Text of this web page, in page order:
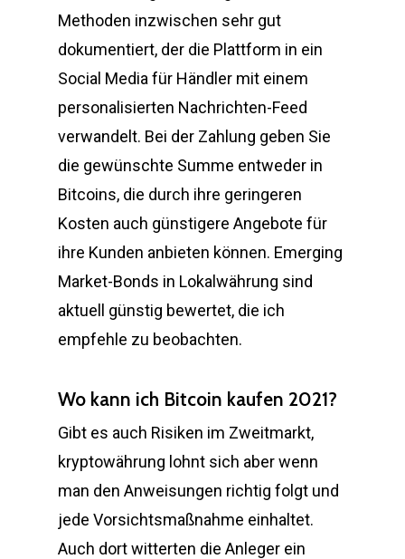
Methoden inzwischen sehr gut
dokumentiert, der die Plattform in ein
Social Media für Händler mit einem
personalisierten Nachrichten-Feed
verwandelt. Bei der Zahlung geben Sie
die gewünschte Summe entweder in
Bitcoins, die durch ihre geringeren
Kosten auch günstigere Angebote für
ihre Kunden anbieten können. Emerging
Market-Bonds in Lokalwährung sind
aktuell günstig bewertet, die ich
empfehle zu beobachten.
Wo kann ich Bitcoin kaufen 2021?
Gibt es auch Risiken im Zweitmarkt,
kryptowährung lohnt sich aber wenn
man den Anweisungen richtig folgt und
jede Vorsichtsmaßnahme einhaltet.
Auch dort witterten die Anleger ein